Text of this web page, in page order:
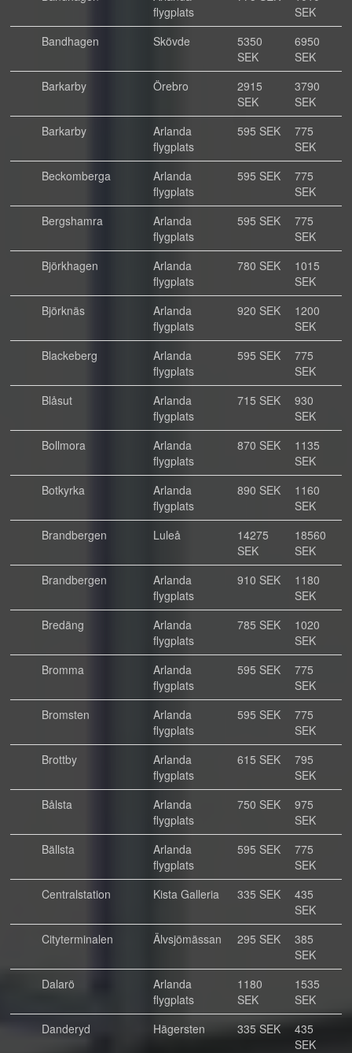
flygplats
SEK
Bandhagen
Skövde
5350
SEK
6950
SEK
Barkarby
Örebro
2915
SEK
3790
SEK
Barkarby
Arlanda
flygplats
595 SEK
775
SEK
Beckomberga
Arlanda
flygplats
595 SEK
775
SEK
Bergshamra
Arlanda
flygplats
595 SEK
775
SEK
Björkhagen
Arlanda
flygplats
780 SEK
1015
SEK
Björknäs
Arlanda
flygplats
920 SEK
1200
SEK
Blackeberg
Arlanda
flygplats
595 SEK
775
SEK
Blåsut
Arlanda
flygplats
715 SEK
930
SEK
Bollmora
Arlanda
flygplats
870 SEK
1135
SEK
Botkyrka
Arlanda
flygplats
890 SEK
1160
SEK
Brandbergen
Luleå
14275
SEK
18560
SEK
Brandbergen
Arlanda
flygplats
910 SEK
1180
SEK
Bredäng
Arlanda
flygplats
785 SEK
1020
SEK
Bromma
Arlanda
flygplats
595 SEK
775
SEK
Bromsten
Arlanda
flygplats
595 SEK
775
SEK
Brottby
Arlanda
flygplats
615 SEK
795
SEK
Bålsta
Arlanda
flygplats
750 SEK
975
SEK
Bällsta
Arlanda
flygplats
595 SEK
775
SEK
Centralstation
Kista Galleria 335 SEK
435
SEK
Cityterminalen
Älvsjömässan 295 SEK
385
SEK
Dalarö
Arlanda
flygplats
1180
SEK
1535
SEK
Danderyd
Hägersten 335 SEK
435
SEK